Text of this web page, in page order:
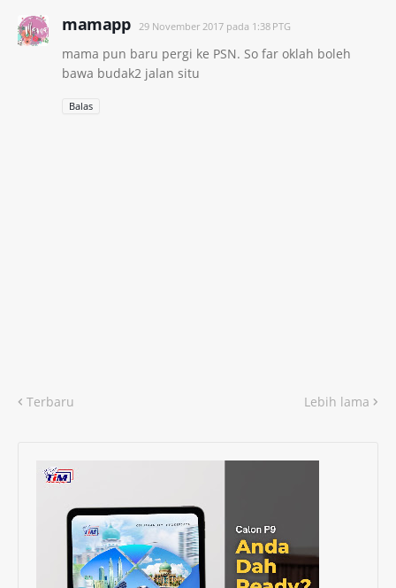
mamapp 29 November 2017 pada 1:38 PTG
mama pun baru pergi ke PSN. So far oklah boleh
bawa budak2 jalan situ
Balas
Terbaru Lebih lama